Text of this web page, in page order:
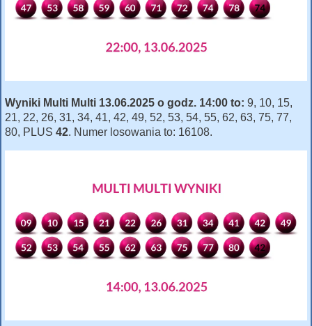
Wyniki Multi Multi 13.06.2025 o godz. 14:00 to: 9, 10, 15,
21, 22, 26, 31, 34, 41, 42, 49, 52, 53, 54, 55, 62, 63, 75, 77,
80, PLUS 42. Numer losowania to: 16108.